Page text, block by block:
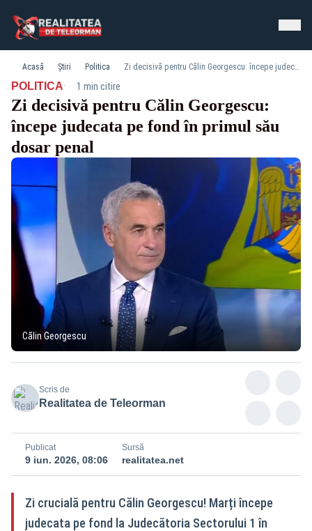
Acasă Știri Politica Zi decisivă pentru Călin Georgescu: începe judecata pe fond în primul său dosar penal
POLITICA· 1 min citire
Zi decisivă pentru Călin Georgescu:
începe judecata pe fond în primul său
dosar penal
Călin Georgescu
Scris de
Realitatea de Teleorman
Publicat
9 iun. 2026, 08:06
Sursă
realitatea.net
Zi crucială pentru Călin Georgescu! Marți începe
judecata pe fond la Judecătoria Sectorului 1 în